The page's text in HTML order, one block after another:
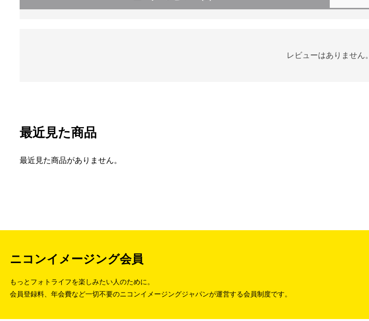
レビューはありません。
最近見た商品
最近見た商品がありません。
ニコンイメージング会員
もっとフォトライフを楽しみたい人のために。
会員登録料、年会費など一切不要のニコンイメージングジャパンが運営する会員制度です。